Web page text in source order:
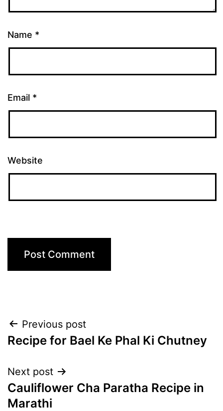
Name *
Email *
Website
Post
navigation
Previous post
Recipe for Bael Ke Phal Ki Chutney
Next post
Cauliflower Cha Paratha Recipe in
Marathi